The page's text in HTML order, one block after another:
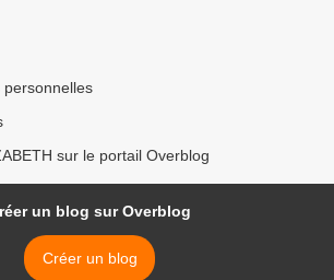
sur le portail Overblog
un blog sur Overblog
Créer un blog